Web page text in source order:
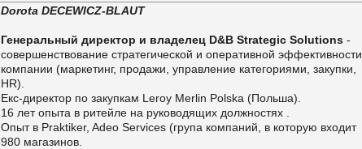
Dorota DECEWICZ-BLAUT
Генеральный директор и владелец D&B Strategic Solutions -
совершенствование стратегической и оперативной эффективности
компании (маркетинг, продажи, управление категориями, закупки,
HR).
Екс-директор по закупкам Leroy Merlin Polska (Польша).
16 лет опыта в ритейле на руководящих должностях .
Опыт в Praktiker, Adeo Services (група компаний, в которую входит
980 магазинов.